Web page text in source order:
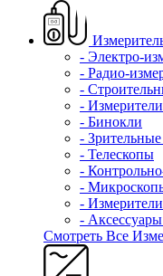
- Электро-
- Радио-
-
-
- Бинокли
-
- Телескопы
-
-
-
-
Смотреть Все